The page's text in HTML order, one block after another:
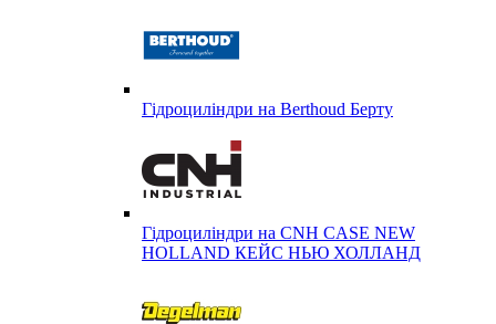
Гідроциліндри на Berthoud Берту
Гідроциліндри на CNH CASE NEW
HOLLAND КЕЙС НЬЮ ХОЛЛАНД